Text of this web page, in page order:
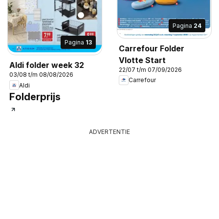
Pagina 13
Aldi folder week 32
03/08 t/m 08/08/2026
Aldi
Folderprijs
Pagina 24
Carrefour Folder
Vlotte Start
22/07 t/m 07/09/2026
Carrefour
ADVERTENTIE